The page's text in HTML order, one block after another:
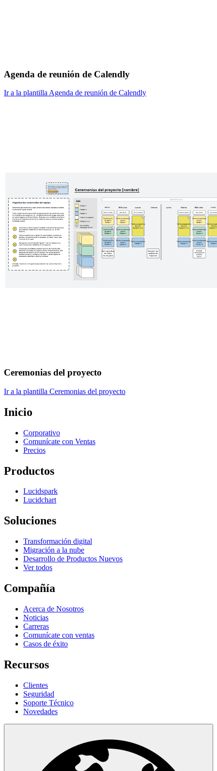
Agenda de reunión de Calendly
Ir a la plantilla Agenda de reunión de Calendly
Ceremonias del proyecto
Ir a la plantilla Ceremonias del proyecto
Inicio
Corporativo
Comunícate con Ventas
Precios
Productos
Lucidspark
Lucidchart
Soluciones
Transformación digital
Migración a la nube
Desarrollo de Productos Nuevos
Ver todos
Compañía
Acerca de Nosotros
Noticias
Carreras
Comunícate con ventas
Casos de éxito
Recursos
Clientes
Seguridad
Soporte Técnico
Novedades